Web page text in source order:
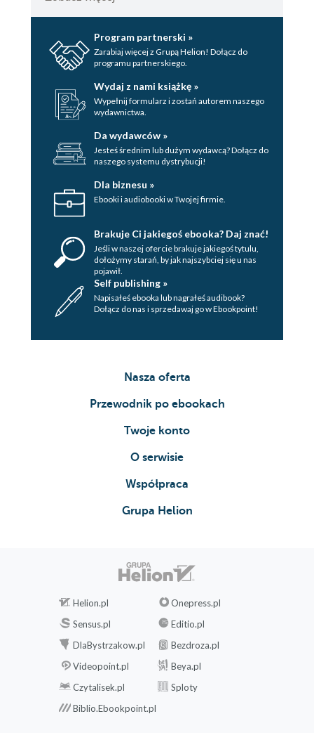
Program partnerski »
Zarabiaj więcej z Grupą Helion! Dołącz do
programu partnerskiego.
Wydaj z nami książkę »
Wypełnij formularz i zostań autorem naszego
wydawnictwa.
Da wydawców »
Jesteś średnim lub dużym wydawcą? Dołącz do
naszego systemu dystrybucji!
Dla biznesu »
Ebooki i audiobooki w Twojej firmie.
Brakuje Ci jakiegoś ebooka? Daj znać!
Jeśli w naszej ofercie brakuje jakiegoś tytulu,
dołożymy starań, by jak najszybciej się u nas
pojawił.
Self publishing »
Napisałeś ebooka lub nagrałeś audibook?
Dołącz do nas i sprzedawaj go w Ebookpoint!
Nasza oferta
Przewodnik po ebookach
Twoje konto
O serwisie
Współpraca
Grupa Helion
Helion.pl
Onepress.pl
Sensus.pl
Editio.pl
DlaBystrzakow.pl
Bezdroza.pl
Videopoint.pl
Beya.pl
Czytalisek.pl
Sploty
Biblio.Ebookpoint.pl